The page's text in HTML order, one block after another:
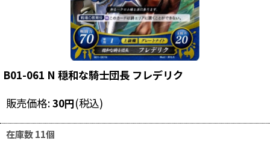
B01-061 N 穏和な騎士団長 フレデリク
販売価格:30円(税込)
在庫数 11個